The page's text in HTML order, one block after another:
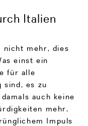
Italien
nicht mehr, dies
einst ein
für alle
sind, es zu
auch keine
mehr,
Impuls